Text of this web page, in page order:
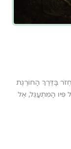
בַּדֶּרֶךְ הַחוֹרֶגֶת
פִּיו הַמִּתְעַגֵּל, אֶל